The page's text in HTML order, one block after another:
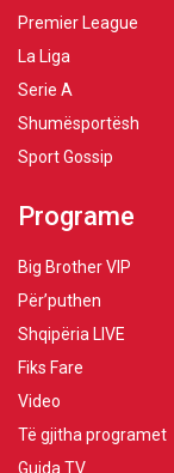
Premier League
La Liga
Serie A
Shumësportësh
Sport Gossip
Programe
Big Brother VIP
Për’puthen
Shqipëria LIVE
Fiks Fare
Video
Të gjitha programet
Guida TV